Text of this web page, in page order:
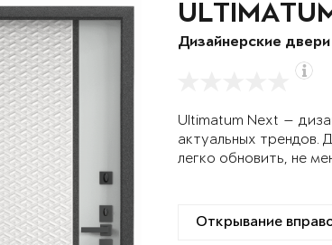
Дизайнерские
Ultimatum Next —
актуальных трендов.
легко обновить, не